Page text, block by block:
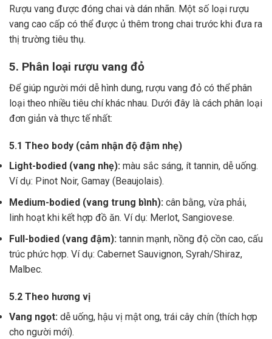
Rượu vang được đóng chai và dán nhãn. Một số loại rượu
vang cao cấp có thể được ủ thêm trong chai trước khi đưa ra
thị trường tiêu thụ.
5. Phân loại rượu vang đỏ
Để giúp người mới dễ hình dung, rượu vang đỏ có thể phân
loại theo nhiều tiêu chí khác nhau. Dưới đây là cách phân loại
đơn giản và thực tế nhất:
5.1 Theo body (cảm nhận độ đậm nhẹ)
Light-bodied (vang nhẹ): màu sắc sáng, ít tannin, dễ uống.
Ví dụ: Pinot Noir, Gamay (Beaujolais).
Medium-bodied (vang trung bình): cân bằng, vừa phải,
linh hoạt khi kết hợp đồ ăn. Ví dụ: Merlot, Sangiovese.
Full-bodied (vang đậm): tannin mạnh, nồng độ cồn cao, cấu
trúc phức hợp. Ví dụ: Cabernet Sauvignon, Syrah/Shiraz,
Malbec.
5.2 Theo hương vị
Vang ngọt: dễ uống, hậu vị mật ong, trái cây chín (thích hợp
cho người mới).